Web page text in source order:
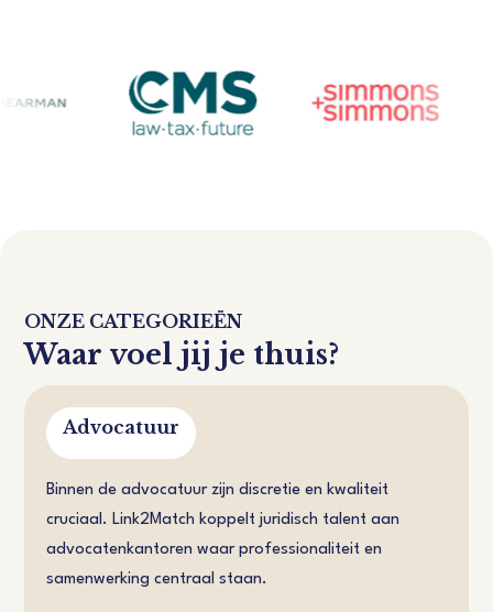
ONZE CATEGORIEËN
Waar voel jij je thuis?
Advocatuur
Binnen de advocatuur zijn discretie en kwaliteit
cruciaal. Link2Match koppelt juridisch talent aan
advocatenkantoren waar professionaliteit en
samenwerking centraal staan.